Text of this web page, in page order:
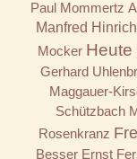
Paul Mommertz
Manfred Hinrich
Mocker Heute
Gerhard
Maggauer-
Schützbach
Rosenkranz
Besser Ernst